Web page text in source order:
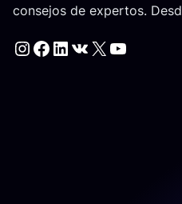
consejos de expertos.
Instagram Facebook LinkedIn VK X YouTube